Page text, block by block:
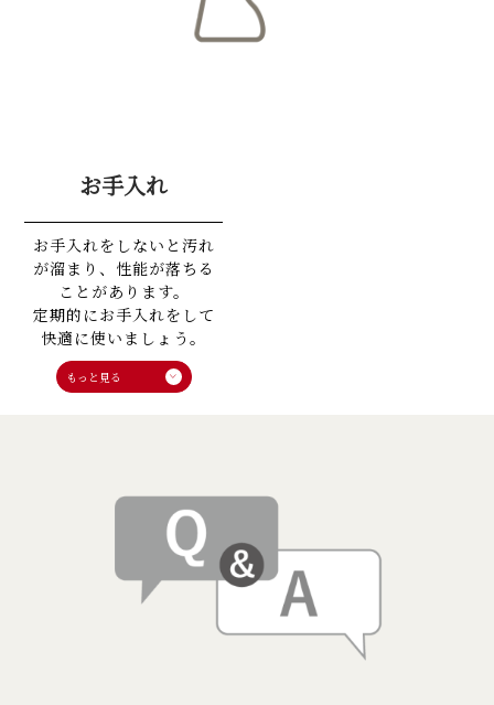
お手入れ
お手入れをしないと汚れ
が溜まり、性能が落ちる
ことがあります。
定期的にお手入れをして
快適に使いましょう。